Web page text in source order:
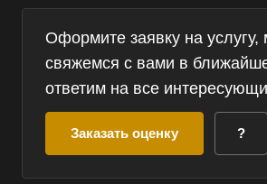
Оформите заявку на услугу,
свяжемся с вами в
ответим на все
Заказать оценку ?